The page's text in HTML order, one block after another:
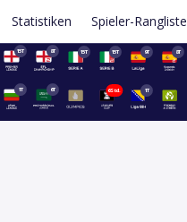
Statistiken Spieler-Rangliste
15T 8T 15T 15T 9T 8T
1T 6T 6Std. 1T